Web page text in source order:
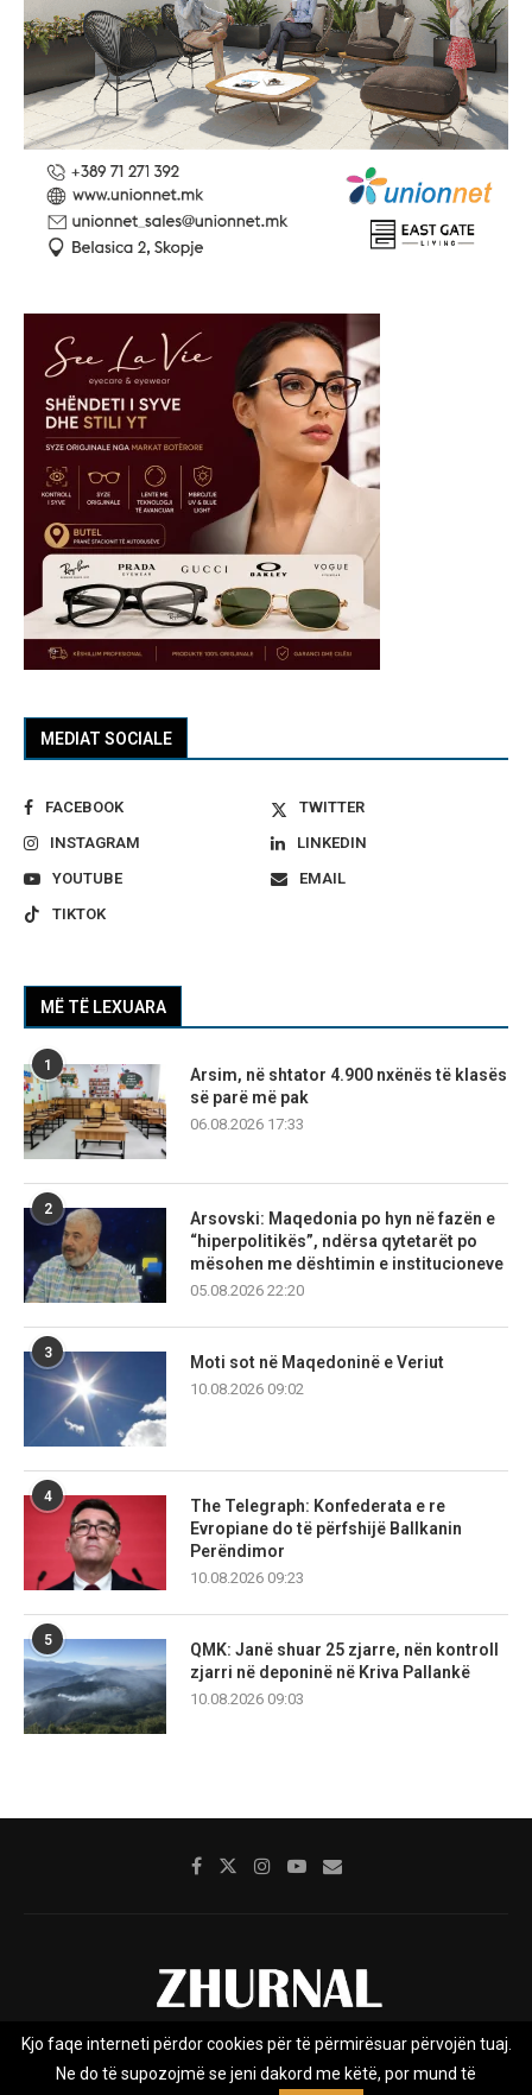
MEDIAT SOCIALE
FACEBOOK
TWITTER
INSTAGRAM
LINKEDIN
YOUTUBE
EMAIL
TIKTOK
MË TË LEXUARA
1
Arsim, në shtator 4.900 nxënës të klasës
së parë më pak
06.08.2026 17:33
2
Arsovski: Maqedonia po hyn në fazën e
“hiperpolitikës”, ndërsa qytetarët po
mësohen me dështimin e institucioneve
05.08.2026 22:20
3
Moti sot në Maqedoninë e Veriut
10.08.2026 09:02
4
The Telegraph: Konfederata e re
Evropiane do të përfshijë Ballkanin
Perëndimor
10.08.2026 09:23
5
QMK: Janë shuar 25 zjarre, nën kontroll
zjarri në deponinë në Kriva Pallankë
10.08.2026 09:03
Rreth nesh Impresumi Marketing
Privacy Policy
Kjo faqe interneti përdor cookies për të përmirësuar përvojën tuaj.
Ne do të supozojmë se jeni dakord me këtë, por mund të